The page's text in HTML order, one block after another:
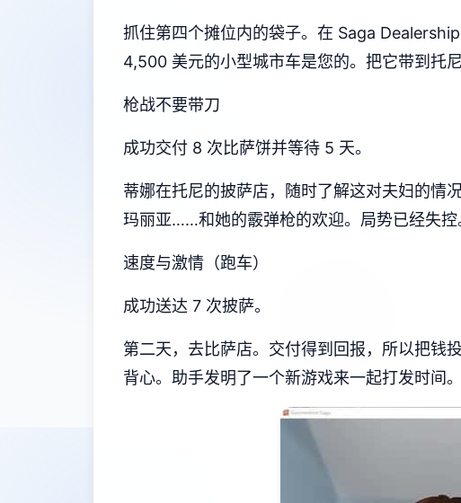
抓住第四个摊位内的袋子。在 Saga
4,500 美元的小型城市车是您的。把它带到托
枪战不要带刀
成功交付 8 次比萨饼并等待 5 天。
蒂娜在托尼的披萨店，随时了解这对夫妇的情
玛丽亚……和她的霰弹枪的欢迎。局势已经失控
速度与激情（跑车）
成功送达 7 次披萨。
第二天，去比萨店。交付得到回报，所以把钱
背心。助手发明了一个新游戏来一起打发时间。